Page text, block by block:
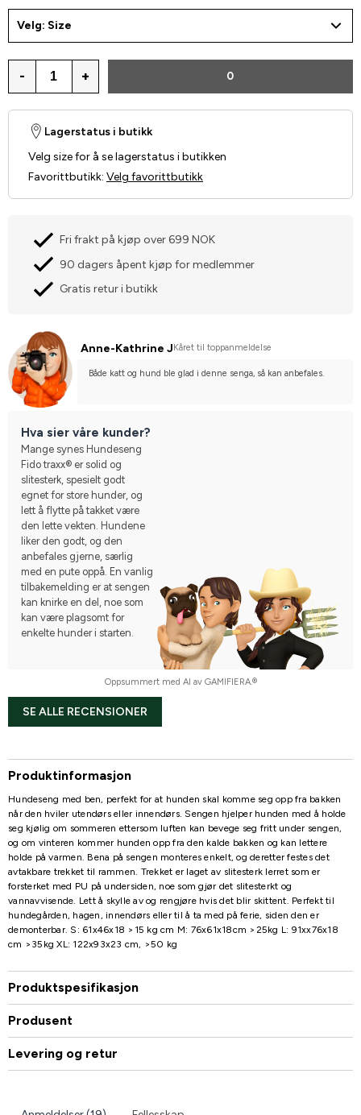
Velg: Size
- + 0
Lagerstatus i butikk
Velg size for å se lagerstatus i butikken
Favorittbutikk: Velg favorittbutikk
Fri frakt på kjøp over 699 NOK
90 dagers åpent kjøp for medlemmer
Gratis retur i butikk
Anne-Kathrine J Kåret til toppanmeldelse
Både katt og hund ble glad i denne senga, så kan anbefales.
Hva sier våre kunder?
Mange synes Hundeseng
Fido traxx® er solid og
slitesterk, spesielt godt
egnet for store hunder, og
lett å flytte på takket være
den lette vekten. Hundene
liker den godt, og den
anbefales gjerne, særlig
med en pute oppå. En vanlig
tilbakemelding er at sengen
kan knirke en del, noe som
kan være plagsomt for
enkelte hunder i starten.
Oppsummert med AI av GAMIFIERA.®
SE ALLE RECENSIONER
Produktinformasjon
Hundeseng med ben, perfekt for at hunden skal komme seg opp fra bakken
når den hviler utendørs eller innendørs. Sengen hjelper hunden med å holde
seg kjølig om sommeren ettersom luften kan bevege seg fritt under sengen,
og om vinteren kommer hunden opp fra den kalde bakken og kan lettere
holde på varmen. Bena på sengen monteres enkelt, og deretter festes det
avtakbare trekket til rammen. Trekket er laget av slitesterk lerret som er
forsterket med PU på undersiden, noe som gjør det slitesterkt og
vannavvisende. Lett å skylle av og rengjøre hvis det blir skittent. Perfekt til
hundegården, hagen, innendørs eller til å ta med på ferie, siden den er
demonterbar. S: 61x46x18 >15 kg cm M: 76x61x18cm >25kg L: 91xx76x18
cm >35kg XL: 122x93x23 cm, >50 kg
Produktspesifikasjon
Produsent
Levering og retur